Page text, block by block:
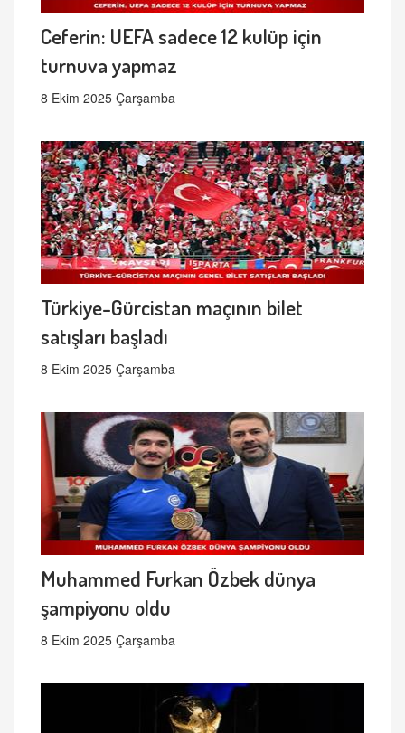
Ceferin: UEFA sadece 12 kulüp için
turnuva yapmaz
8 Ekim 2025 Çarşamba
Türkiye-Gürcistan maçının bilet
satışları başladı
8 Ekim 2025 Çarşamba
Muhammed Furkan Özbek dünya
şampiyonu oldu
8 Ekim 2025 Çarşamba